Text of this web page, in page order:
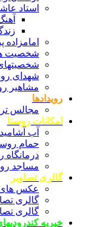
استاد
شخصیت
شهدای
مشاهیر
رویدادها
مجالس
امکانات روستا
آب
حمام
درمانگاه
مساجد
گالری تصاویر
عکس های
گالری تصا
گالری تصا
خیریه